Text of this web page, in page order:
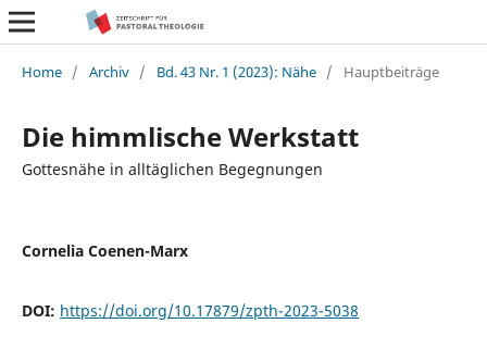
Home / Archiv / Bd. 43 Nr. 1 (2023): Nähe / Hauptbeiträge
Die himmlische Werkstatt
Gottesnähe in alltäglichen Begegnungen
Cornelia Coenen-Marx
DOI: https://doi.org/10.17879/zpth-2023-5038